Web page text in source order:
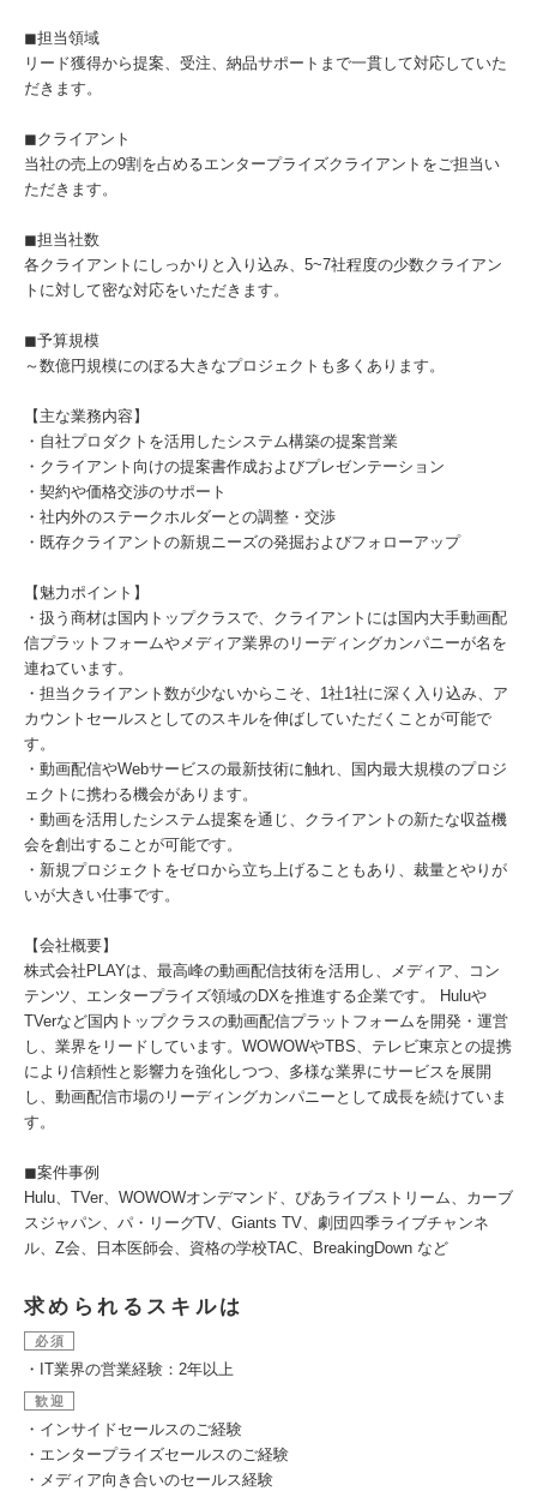
◼︎担当領域
リード獲得から提案、受注、納品サポートまで一貫して対応していた
だきます。
◼︎クライアント
当社の売上の9割を占めるエンタープライズクライアントをご担当い
ただきます。
◼︎担当社数
各クライアントにしっかりと入り込み、5~7社程度の少数クライアン
トに対して密な対応をいただきます。
◼︎予算規模
～数億円規模にのぼる大きなプロジェクトも多くあります。
【主な業務内容】
・自社プロダクトを活用したシステム構築の提案営業
・クライアント向けの提案書作成およびプレゼンテーション
・契約や価格交渉のサポート
・社内外のステークホルダーとの調整・交渉
・既存クライアントの新規ニーズの発掘およびフォローアップ
【魅力ポイント】
・扱う商材は国内トップクラスで、クライアントには国内大手動画配
信プラットフォームやメディア業界のリーディングカンパニーが名を
連ねています。
・担当クライアント数が少ないからこそ、1社1社に深く入り込み、ア
カウントセールスとしてのスキルを伸ばしていただくことが可能で
す。
・動画配信やWebサービスの最新技術に触れ、国内最大規模のプロジ
ェクトに携わる機会があります。
・動画を活用したシステム提案を通じ、クライアントの新たな収益機
会を創出することが可能です。
・新規プロジェクトをゼロから立ち上げることもあり、裁量とやりが
いが大きい仕事です。
【会社概要】
株式会社PLAYは、最高峰の動画配信技術を活用し、メディア、コン
テンツ、エンタープライズ領域のDXを推進する企業です。 Huluや
TVerなど国内トップクラスの動画配信プラットフォームを開発・運営
し、業界をリードしています。WOWOWやTBS、テレビ東京との提携
により信頼性と影響力を強化しつつ、多様な業界にサービスを展開
し、動画配信市場のリーディングカンパニーとして成長を続けていま
す。
◼︎案件事例
Hulu、TVer、WOWOWオンデマンド、ぴあライブストリーム、カーブ
スジャパン、パ・リーグTV、Giants TV、劇団四季ライブチャンネ
ル、Z会、日本医師会、資格の学校TAC、BreakingDown など
求められるスキルは
必須
・IT業界の営業経験：2年以上
歓迎
・インサイドセールスのご経験
・エンタープライズセールスのご経験
・メディア向き合いのセールス経験